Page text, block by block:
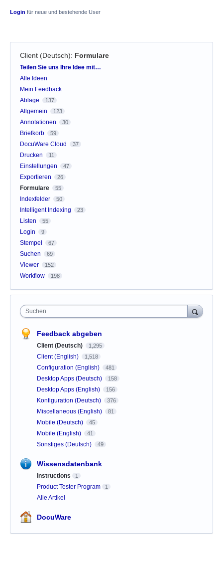
Login für neue und bestehende User
Client (Deutsch): Formulare
Kategorien
Teilen Sie uns Ihre Idee mit…
Alle Ideen
Mein Feedback
Ablage
137
Allgemein 123
Annotationen 30
Briefkorb 59
DocuWare Cloud 37
Drucken 11
Einstellungen 47
Exportieren 26
Formulare 55
Indexfelder 50
Intelligent Indexing 23
Listen 55
Login 9
Stempel 67
Suchen 69
Viewer 152
Workflow 198
Suchen
Feedback abgeben
Client (Deutsch) 1,295
Client (English) 1,518
Configuration (English) 481
Desktop Apps (Deutsch) 158
Desktop Apps (English) 156
Konfiguration (Deutsch) 376
Miscellaneous (English) 81
Mobile (Deutsch) 45
Mobile (English) 41
Sonstiges (Deutsch) 49
Wissensdatenbank
Instructions 1
Product Tester Program 1
Alle Artikel
DocuWare